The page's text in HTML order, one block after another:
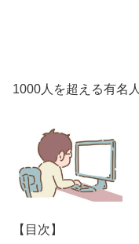
1000人を超える有名
【目次】